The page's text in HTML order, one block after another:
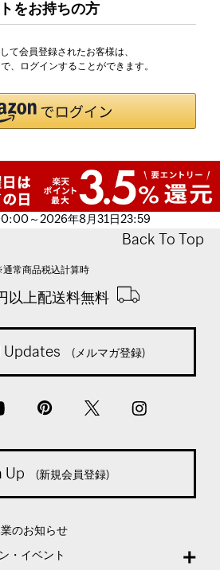
をお持ちの方
て会員登録されたお客様は、
、ログインすることができます。
～2026年8月31日23:59
Back To Top
常商品税込計算時
以上配送料無料
Updates (メルマガ登録)
Up (新規会員登録)
のお知らせ
・イベント